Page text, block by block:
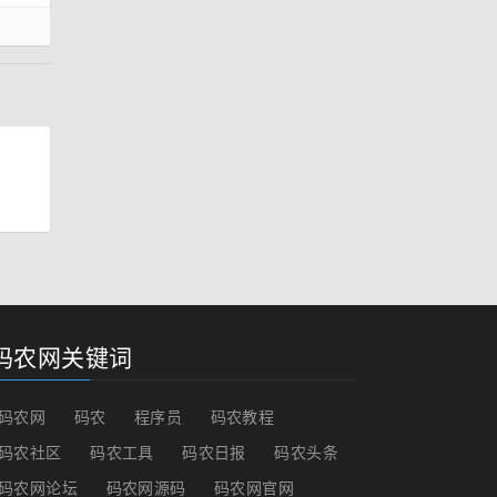
农网关键词
农网 码农 程序员
码农教程
农社区
码农工具 码农日报
码农头条
农网论坛
码农网源码 码农网官网